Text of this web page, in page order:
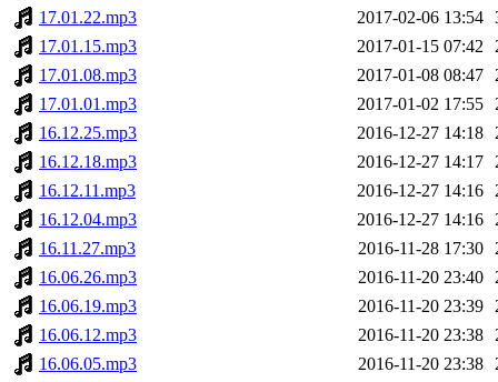
17.01.22.mp3
2017-02-06 13:54
17.01.15.mp3
2017-01-15 07:42
17.01.08.mp3
2017-01-08 08:47
17.01.01.mp3
2017-01-02 17:55
16.12.25.mp3
2016-12-27 14:18
16.12.18.mp3
2016-12-27 14:17
16.12.11.mp3
2016-12-27 14:16
16.12.04.mp3
2016-12-27 14:16
16.11.27.mp3
2016-11-28 17:30
16.06.26.mp3
2016-11-20 23:40
16.06.19.mp3
2016-11-20 23:39
16.06.12.mp3
2016-11-20 23:38
16.06.05.mp3
2016-11-20 23:38